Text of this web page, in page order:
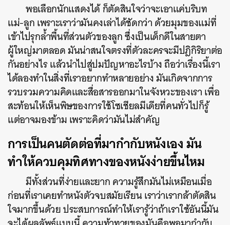
พอเลือกนักแสดงได้ ก็ตัดสินใจว่าจะเอาแค่บริบท
แม่-ลูก เพราะเราว่ามันคงเล่าได้ชัดกว่า ด้วยมุมของแม่ที่
เข้าไปรุกล้ำพื้นที่ส่วนตัวของลูก ซึ่งเป็นเด็กดีในสายตา
ผู้ใหญ่มาตลอด มันน่าสนใจตรงที่ตัวละครจะมีปฎิกิริยาต่อ
กันอย่างไร แล้วนำไปสู่ปมปัญหาอะไรบ้าง ถือว่าเรื่องนี้เรา
ได้ลองทำในสิ่งที่เราอยากทำหลายอย่าง มันเกิดจากการ
รวบรวมความคิดและสื่อสารออกมาในจังหวะของเรา เพื่อ
สะท้อนให้เห็นพิษของการใช้โซเชียลมีเดียที่คนทั่วไปก็รู้
แต่อาจมองข้าม เพราะคิดว่ามันไม่สำคัญ
การเป็นคนตัดต่อที่มากำกับหนังเอง มัน
ทำให้ควบคุมทิศทางของหนังง่ายขึ้นไหม
มีทั้งส่วนที่ง่ายและยากความรู้สึกมันไม่เหมือนเมื่อ
ก่อนที่เราเคยทำหนังตัวจบสมัยเรียน เราว่าเรากล้าตัดสิน
ใจมากขึ้นด้วย ประสบการณ์ทำให้เรารู้ว่าถ้าเราใช้อันนี้มัน